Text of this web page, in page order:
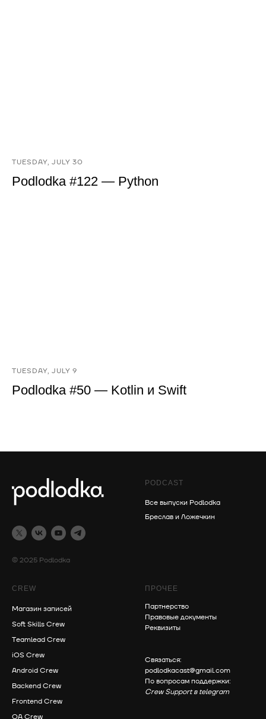
TUESDAY, JULY 30
Podlodka #122 — Python
TUESDAY, JULY 9
Podlodka #50 — Kotlin и Swift
© 2025 Podlodka
PODCAST
Все выпуски Podlodka
Бреслав и Ложечкин
CREW
Магазин записей
Soft Skills Crew
Teamlead Crew
iOS Crew
Android Crew
Backend Crew
Frontend Crew
QA Crew
ПРОЧЕЕ
Партнерство
Правовые документы
Реквизиты
Связаться:
podlodkacast@gmail.com
По вопросам поддержки:
Crew Support в telegram